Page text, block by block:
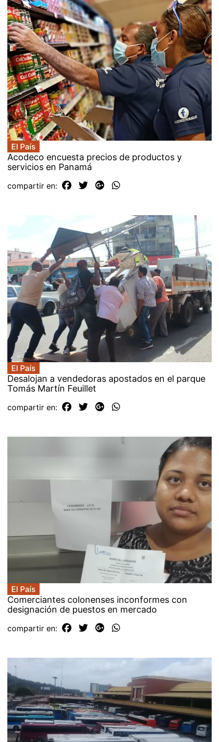
El País
Acodeco encuesta precios de productos y
servicios en Panamá
compartir en:
El País
Desalojan a vendedoras apostados en el parque
Tomás Martín Feuillet
compartir en:
El País
Comerciantes colonenses inconformes con
designación de puestos en mercado
compartir en: